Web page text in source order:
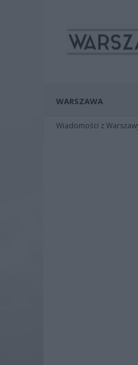
WARSZAWA
Wiadomości z